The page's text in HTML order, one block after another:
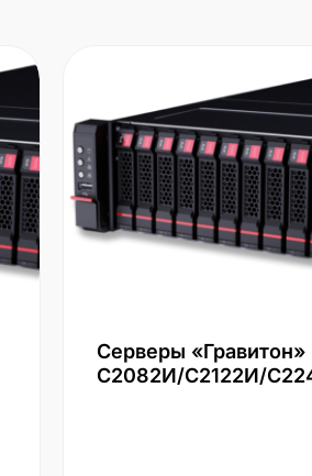
Серверы «Гравитон»
С2082И/С2122И/